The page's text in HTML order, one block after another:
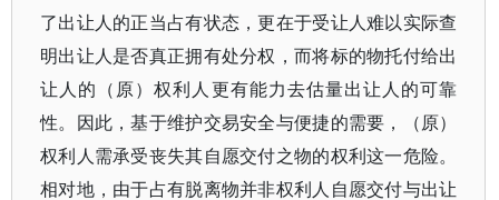
了出让人的正当占有状态，更在于受让人难以实际查
明出让人是否真正拥有处分权，而将标的物托付给出
让人的（原）权利人更有能力去估量出让人的可靠
性。因此，基于维护交易安全与便捷的需要，（原）
权利人需承受丧失其自愿交付之物的权利这一危险。
相对地，由于占有脱离物并非权利人自愿交付与出让